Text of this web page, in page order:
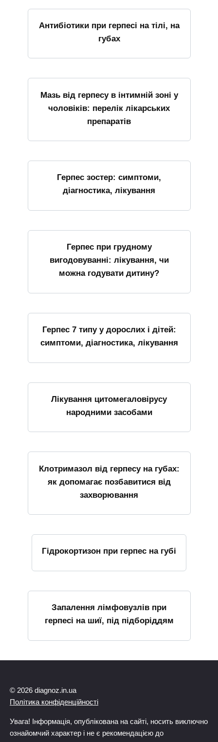
Антибіотики при герпесі на тілі, на
губах
Мазь від герпесу в інтимній зоні у
чоловіків: перелік лікарських
препаратів
Герпес зостер: симптоми,
діагностика, лікування
Герпес при грудному
вигодовуванні: лікування, чи
можна годувати дитину?
Герпес 7 типу у дорослих і дітей:
симптоми, діагностика, лікування
Лікування цитомегаловірусу
народними засобами
Клотримазол від герпесу на губах:
як допомагає позбавитися від
захворювання
Гідрокортизон при герпес на губі
Запалення лімфовузлів при
герпесі на шиї, під підборіддям
© 2026 diagnoz.in.ua
Політика конфіденційності
Увага! Інформація, опублікована на сайті, носить виключно
ознайомчий характер і не є рекомендацією до